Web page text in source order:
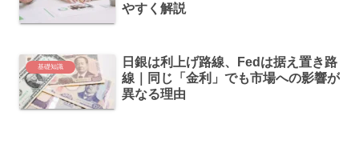
やすく解説
基礎知識
日銀は利上げ路線、Fedは据え置き路
線｜同じ「金利」でも市場への影響が
異なる理由